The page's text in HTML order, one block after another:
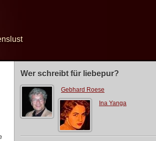
Wer schreibt für liebepur?
Gebhard Roese
Ina Yanga